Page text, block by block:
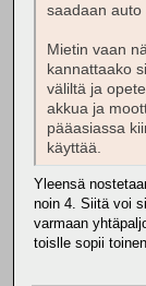
saadaan auto
Mietin vaan
kannattaako
väliltä ja
akkua ja
pääasiassa
käyttää.
Yleensä
noin 4. Siitä voi
varmaan
toislle sopii